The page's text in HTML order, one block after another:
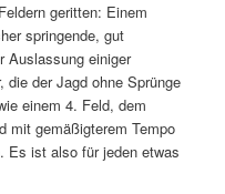
geritten: Einem
springende, gut
Auslassung einiger
die der Jagd ohne Sprünge
einem 4. Feld, dem
mit gemäßigterem Tempo
Es ist also für jeden etwas